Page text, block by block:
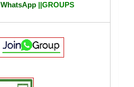
WhatsApp||GROUPS